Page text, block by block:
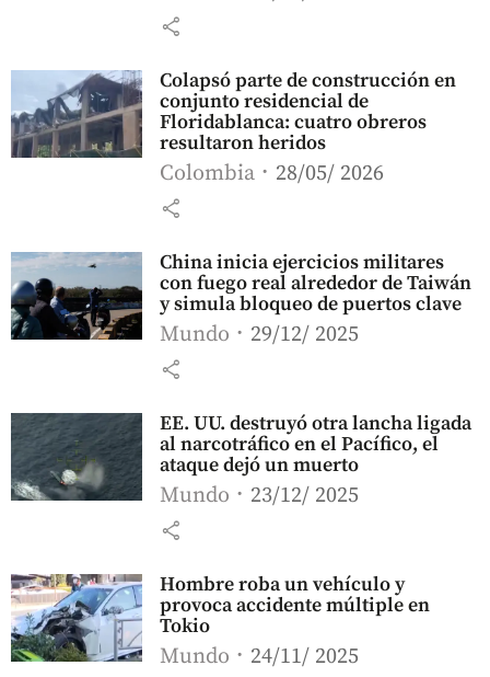
share
Colapsó parte de construcción en
conjunto residencial de
Floridablanca: cuatro obreros
resultaron heridos
Colombia 28/05/ 2026
share
China inicia ejercicios militares
con fuego real alrededor de Taiwán
y simula bloqueo de puertos clave
Mundo 29/12/ 2025
share
EE. UU. destruyó otra lancha ligada
al narcotráfico en el Pacífico, el
ataque dejó un muerto
Mundo 23/12/ 2025
share
Hombre roba un vehículo y
provoca accidente múltiple en
Tokio
Mundo 24/11/ 2025